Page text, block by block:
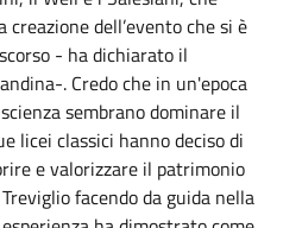
dell’evento che si è
- ha dichiarato il
. Credo che in un'epoca
sembrano dominare il
licei classici hanno deciso di
e valorizzare il patrimonio
facendo da guida nella